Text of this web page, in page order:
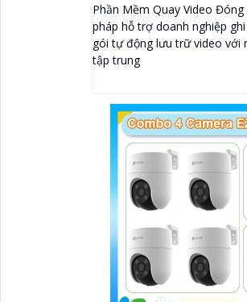
Phần Mềm Quay Video Đóng
pháp hỗ trợ doanh nghiệp
gói tự động lưu trữ video với
tập trung